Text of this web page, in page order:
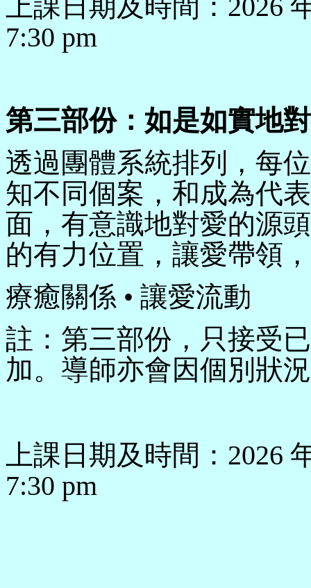
上課日期及時間：2026
7:30 pm
第三部份： 如是如實地
透過團體系統排列，每
知不同個案，和成為代
面，有意識地對愛的源
的有力位置，讓愛帶領
療癒關係 • 讓愛流動
註：第三部份，只接受
加。導師亦會因個別狀
上課日期及時間：2026
7:30 pm